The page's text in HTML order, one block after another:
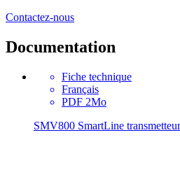
Contactez-nous
Documentation
Fiche technique
Français
PDF 2Mo
SMV800 SmartLine